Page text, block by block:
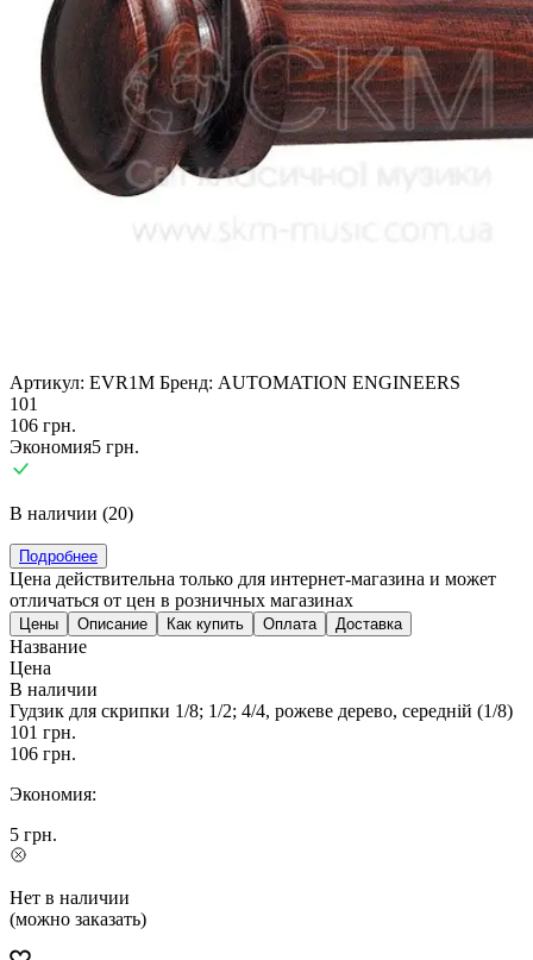
Артикул: EVR1M Бренд: AUTOMATION ENGINEERS
101
106 грн.
Экономия5 грн.
В наличии (20)
Подробнее
Цена действительна только для интернет-магазина и может
отличаться от цен в розничных магазинах
Цены Описание Как купить Оплата Доставка
Название
Цена
В наличии
Гудзик для скрипки 1/8; 1/2; 4/4, рожеве дерево, середній (1/8)
101 грн.
106 грн.
Экономия:
5 грн.
Нет в наличии
(можно заказать)